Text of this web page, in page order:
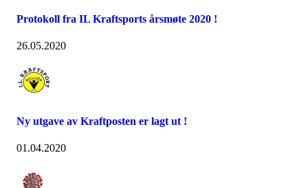
Protokoll fra IL Kraftsports årsmøte 2020 !
26.05.2020
Ny utgave av Kraftposten er lagt ut !
01.04.2020